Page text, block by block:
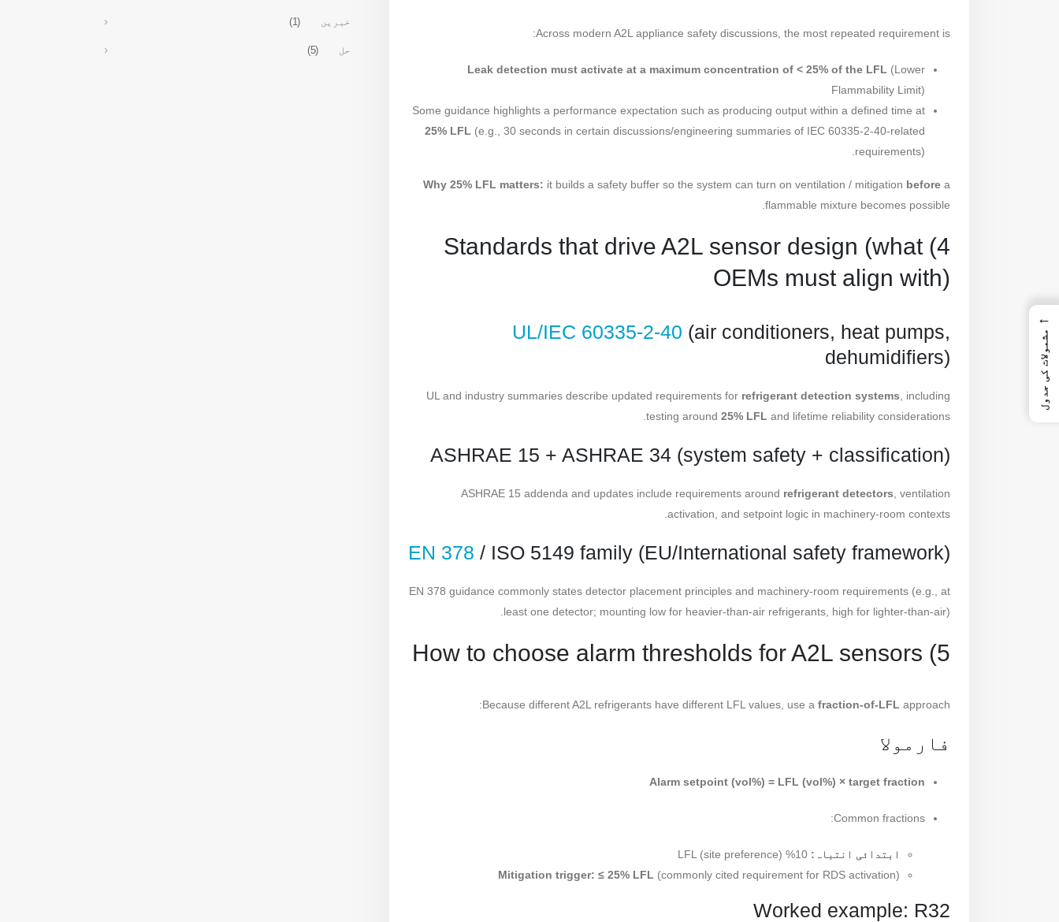
Across modern A2L appliance safety discussions, the most repeated requirement is:
Leak detection must activate at a maximum concentration of < 25% of the LFL (Lower
Flammability Limit)
Some guidance highlights a performance expectation such as producing output within a defined time at
25% LFL (e.g., 30 seconds in certain discussions/engineering summaries of IEC 60335-2-40-related
requirements).
Why 25% LFL matters: it builds a safety buffer so the system can turn on ventilation / mitigation before a
flammable mixture becomes possible.
4) Standards that drive A2L sensor design (what
OEMs must align with)
UL/IEC 60335-2-40 (air conditioners, heat pumps,
dehumidifiers)
UL and industry summaries describe updated requirements for refrigerant detection systems , including
testing around 25% LFL and lifetime reliability considerations.
ASHRAE 15 + ASHRAE 34 (system safety + classification)
ASHRAE 15 addenda and updates include requirements around refrigerant detectors , ventilation
activation, and setpoint logic in machinery-room contexts.
EN 378 / ISO 5149 family (EU/International safety framework)
EN 378 guidance commonly states detector placement principles and machinery-room requirements (e.g., at
least one detector; mounting low for heavier-than-air refrigerants, high for lighter-than-air).
5) How to choose alarm thresholds for A2L sensors
Because different A2L refrigerants have different LFL values, use a fraction-of-LFL approach:
فارمولا
Alarm setpoint (vol%) = LFL (vol%) × target fraction
Common fractions:
ابتدائی انتباہ: 10% LFL (site preference)
Mitigation trigger: ≤ 25% LFL (commonly cited requirement for RDS activation)
Worked example: R32
خبریں (1)
حل (5)
←
مشمولات کی جدول